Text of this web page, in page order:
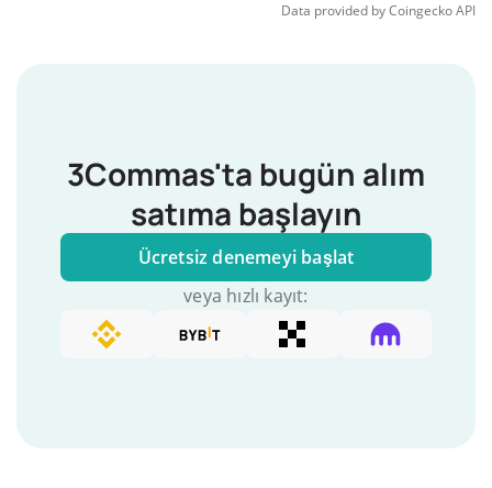
Data provided byCoingeckoAPI
3Commas'ta bugün alım
satıma başlayın
Ücretsiz denemeyi başlat
veya hızlı kayıt: